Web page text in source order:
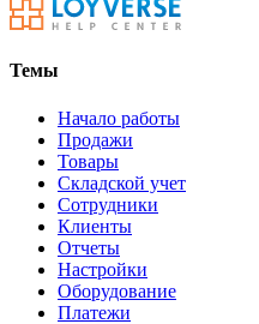
Темы
Начало работы
Продажи
Товары
Cкладской учет
Сотрудники
Клиенты
Отчеты
Настройки
Оборудование
Платежи